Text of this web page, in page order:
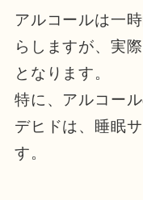
アルコールは一
らしますが、実
となります。
特に、アルコー
デヒドは、睡眠
す。